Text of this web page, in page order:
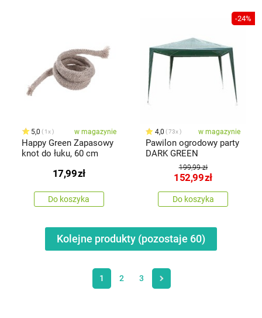
5,0 1x w magazynie
Happy Green Zapasowy
knot do łuku, 60 cm
17,99zł
Do koszyka
-24%
4,0 73x w magazynie
Pawilon ogrodowy party
DARK GREEN
199,99 zł
152,99zł
Do koszyka
Kolejne produkty (pozostaje 60)
1 2 3